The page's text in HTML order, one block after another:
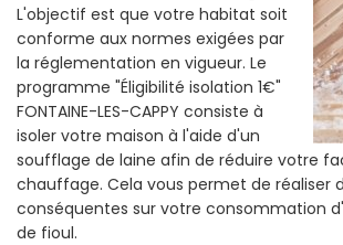
L'objectif est que votre habitat soit
conforme aux normes exigées par
la réglementation en vigueur. Le
programme "Éligibilité isolation 1€"
FONTAINE-LES-CAPPY consiste à
isoler votre maison à l'aide d'un
soufflage de laine afin de réduire votre
chauffage. Cela vous permet de réaliser
conséquentes sur votre consommation
de fioul.